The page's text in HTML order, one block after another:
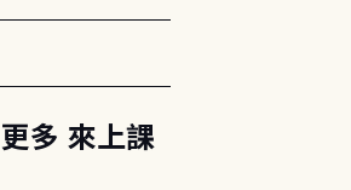
更多 來上課